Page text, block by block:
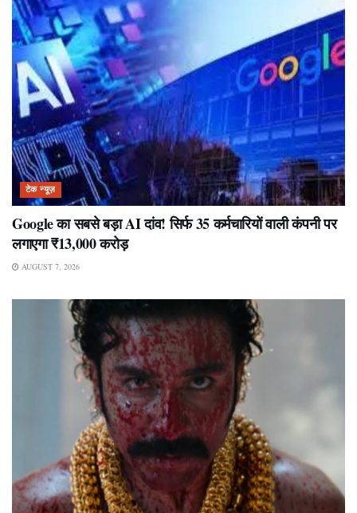
टेक न्यूज़
Google का सबसे बड़ा AI दांव! सिर्फ 35 कर्मचारियों वाली कंपनी पर
लगाएगा ₹13,000 करोड़
AUGUST 7, 2026